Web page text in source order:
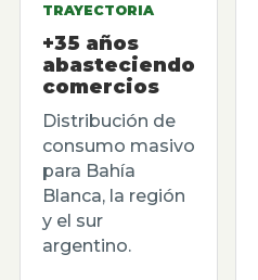
TRAYECTORIA
+35 años
abasteciendo
comercios
Distribución de
consumo masivo
para Bahía
Blanca, la región
y el sur
argentino.